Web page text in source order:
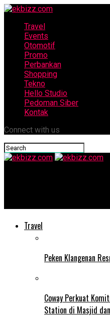
Travel
Events
Otomotif
Promo
Perbankan
Shopping
Tekno
Hello Studio
Pedoman Siber
Kontak
Connect with us
Travel
Peken Klangenan
Coway Perkuat
Station di Masjid